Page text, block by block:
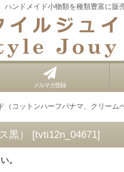
ンドメイド小物類を種類豊富に販
メルマガ登録
（コットンハーフパナマ、クリーム
黒） [tvti12n_04671]
。